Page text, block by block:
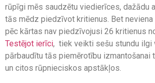
rūpīgi mēs saudzētu viedierīces, dažādu
tās mēdz piedzīvot kritienus. Bet
pēc kārtas nav piedzīvojusi 26 kritienus
Testējot ierīci, tiek veikti sešu stundu ilgi
pārbaudītu tās piemērotību izmantošanai
un citos rūpnieciskos apstākļos.